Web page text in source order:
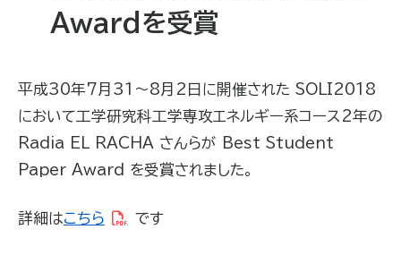
Awardを受賞
平成30年7月31～8月2日に開催された SOLI2018
において工学研究科工学専攻エネルギー系コース2年の
Radia EL RACHA さんらが Best Student
Paper Award を受賞されました。
詳細はこちら です